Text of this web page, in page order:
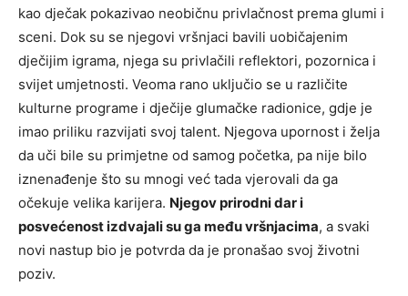
kao dječak pokazivao neobičnu privlačnost prema glumi i
sceni. Dok su se njegovi vršnjaci bavili uobičajenim
dječijim igrama, njega su privlačili reflektori, pozornica i
svijet umjetnosti. Veoma rano uključio se u različite
kulturne programe i dječije glumačke radionice, gdje je
imao priliku razvijati svoj talent. Njegova upornost i želja
da uči bile su primjetne od samog početka, pa nije bilo
iznenađenje što su mnogi već tada vjerovali da ga
očekuje velika karijera. Njegov prirodni dar i
posvećenost izdvajali su ga među vršnjacima, a svaki
novi nastup bio je potvrda da je pronašao svoj životni
poziv.